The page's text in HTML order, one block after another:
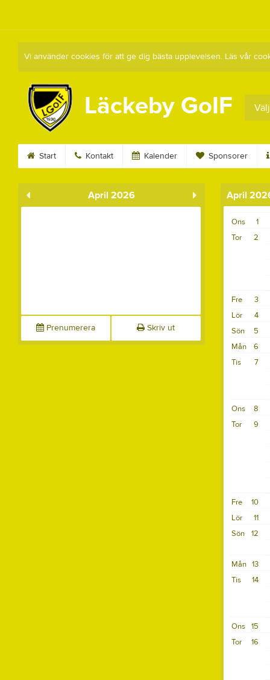
Vi använder cookies för att ge dig bästa upplevelsen. Läs vår
Läckeby GoIF
Start Kontakt Kalender Sponsorer
April 2026
Prenumerera Skriv ut
April
1
Ons
2
Tor
3
Fre
4
Lör
5
Sön
6
Mån
7
Tis
8
Ons
9
Tor
10
Fre
11
Lör
12
Sön
13
Mån
14
Tis
15
Ons
16
Tor